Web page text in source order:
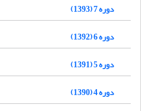
دوره 7 (1393)
دوره 6 (1392)
دوره 5 (1391)
دوره 4 (1390)